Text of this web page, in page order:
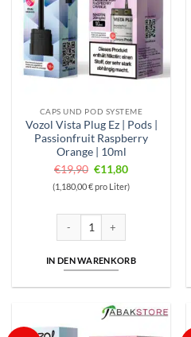
CAPS UND POD SYSTEME
Vozol Vista Plug Ez | Pods |
Passionfruit Raspberry
Orange | 10ml
€19,90 Ursprünglicher
Preis
€19,90
€11,80Aktueller
Preis
(1,180,00 € pro Liter)
Vozol Vista Plug Ez | Pods |
IN DEN WARENKORB